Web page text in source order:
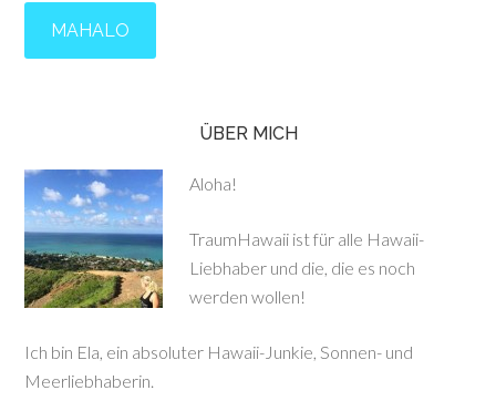
ÜBER MICH
Aloha!
TraumHawaii ist für alle Hawaii-
Liebhaber und die, die es noch
werden wollen!
Ich bin Ela, ein absoluter Hawaii-Junkie, Sonnen- und
Meerliebhaberin.